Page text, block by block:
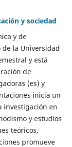
y sociedad
y de
de la Universidad
y está
de
(es) y
inicia un
investigación en
y estudios
teóricos,
promueve